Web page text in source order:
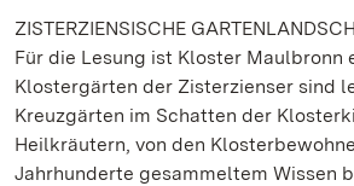
ZISTERZIENSISCHE
Für die Lesung ist Kloster Maulbronn
Klostergärten der Zisterzienser sind
Kreuzgärten im Schatten der
Heilkräutern, von den
Jahrhunderte gesammeltem Wissen